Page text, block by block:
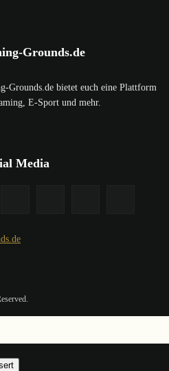
Grounds.de
Grounds.de bietet euch eine Plattform
E-Sport und mehr.
Media